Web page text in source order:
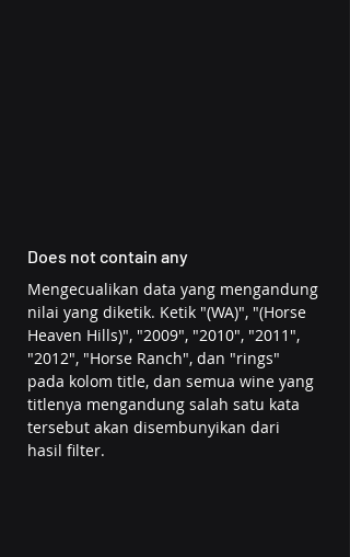
Does not contain any
Mengecualikan data yang mengandung
nilai yang diketik. Ketik "(WA)", "(Horse
Heaven Hills)", "2009", "2010", "2011",
"2012", "Horse Ranch", dan "rings"
pada kolom title, dan semua wine yang
titlenya mengandung salah satu kata
tersebut akan disembunyikan dari
hasil filter.